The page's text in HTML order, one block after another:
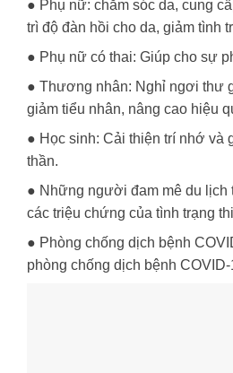
● Phụ nữ: chăm sóc da, cung
trì độ đàn hồi cho da, giảm tình
● Phụ nữ có thai: Giúp cho sự
● Thương nhân: Nghỉ ngơi thư
giảm tiểu nhân, nâng cao hiệu
● Học sinh: Cải thiện trí nhớ và
thần.
● Những người đam mê du lịch
các triệu chứng của tình trạng
● Phòng chống dịch bệnh
phòng chống dịch bệnh